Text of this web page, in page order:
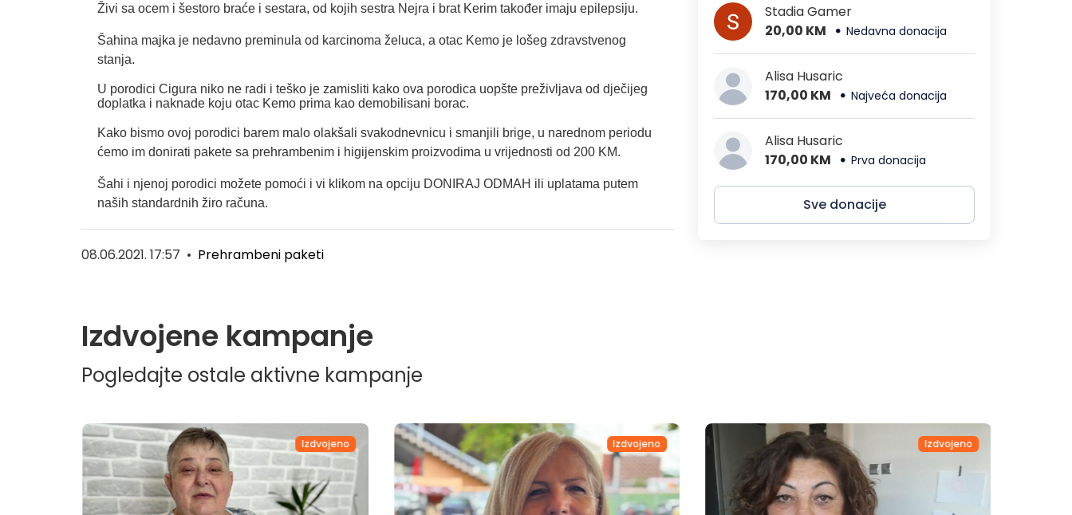
Živi sa ocem i šestoro braće i sestara, od kojih sestra Nejra i brat Kerim također imaju epilepsiju.
Šahina majka je nedavno preminula od karcinoma želuca, a otac Kemo je lošeg zdravstvenog
stanja.
U porodici Cigura niko ne radi i teško je zamisliti kako ova porodica uopšte preživljava od dječijeg
doplatka i naknade koju otac Kemo prima kao demobilisani borac.
Kako bismo ovoj porodici barem malo olakšali svakodnevnicu i smanjili brige, u narednom periodu
ćemo im donirati pakete sa prehrambenim i higijenskim proizvodima u vrijednosti od 200 KM.
Šahi i njenoj porodici možete pomoći i vi klikom na opciju DONIRAJ ODMAH ili uplatama putem
naših standardnih žiro računa.
08.06.2021. 17:57 • Prehrambeni paketi
Stadia Gamer
20,00 KM
Nedavna donacija
Alisa Husaric
170,00 KM
Najveća donacija
Alisa Husaric
170,00 KM
Prva donacija
Sve donacije
Izdvojene kampanje
Pogledajte ostale aktivne kampanje
Izdvojeno Izdvojeno Izdvojeno